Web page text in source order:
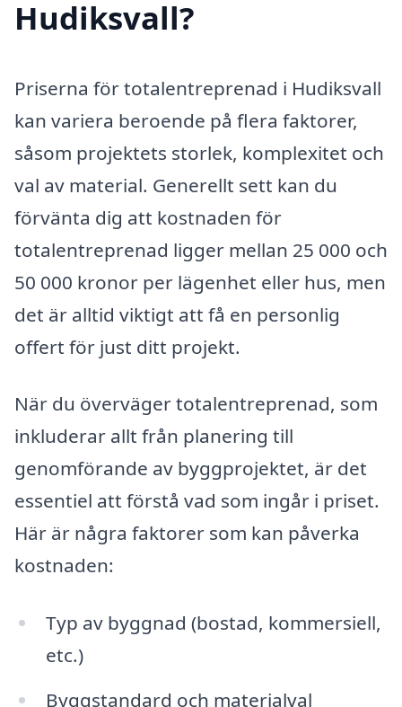
Hudiksvall?
Priserna för totalentreprenad i Hudiksvall
kan variera beroende på flera faktorer,
såsom projektets storlek, komplexitet och
val av material. Generellt sett kan du
förvänta dig att kostnaden för
totalentreprenad ligger mellan 25 000 och
50 000 kronor per lägenhet eller hus, men
det är alltid viktigt att få en personlig
offert för just ditt projekt.
När du överväger totalentreprenad, som
inkluderar allt från planering till
genomförande av byggprojektet, är det
essentiel att förstå vad som ingår i priset.
Här är några faktorer som kan påverka
kostnaden:
Typ av byggnad (bostad, kommersiell,
etc.)
Byggstandard och materialval